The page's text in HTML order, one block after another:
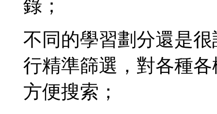
錄；
不同的學習劃分還是
行精準篩選，對各種
方便搜索；